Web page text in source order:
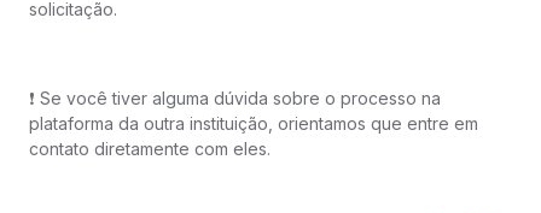
solicitação.
❗️ Se você tiver alguma dúvida sobre o processo na
plataforma da outra instituição, orientamos que entre em
contato diretamente com eles.